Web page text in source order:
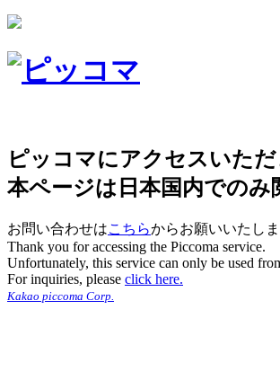
ピッコマにアクセスいた
本ページは日本国内でのみ
お問い合わせはこちらからお願いいたしま
Thank you for accessing the Piccoma service.
Unfortunately, this service can only be used
For inquiries, please click here.
Kakao piccoma Corp.